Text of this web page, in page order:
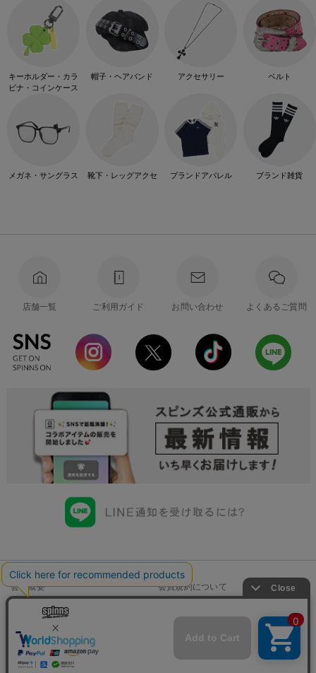
キーホルダー・カラ
ビナ・コインケース
帽子・ヘアバンド アクセサリー ベルト
メガネ・サングラス 靴下・レッグアクセ ブランドアパレル ブランド雑貨
店舗一覧 ご利用ガイド お問い合わせ よくあるご質問
会社概要 会員規約について
店舗一覧
特定商取引法に基づく表示 古物商許可申請番号一覧
お問い合わせ